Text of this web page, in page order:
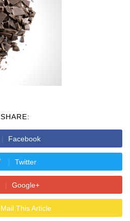
SHARE:
Facebook
Twitter
Google+
Mail This Article